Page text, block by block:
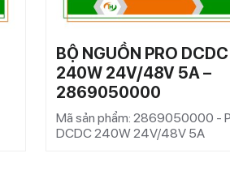
BỘ NGUỒN PRO DCDC
240W 24V/48V 5A –
2869050000
Mã sản phẩm: 2869050000 -
DCDC 240W 24V/48V 5A